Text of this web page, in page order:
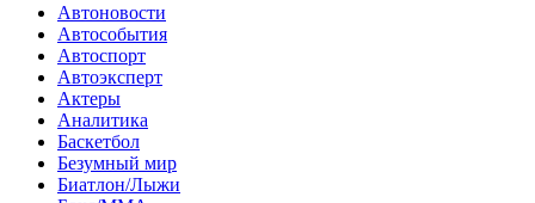
Автоновости
Автособытия
Автоспорт
Автоэксперт
Актеры
Аналитика
Баскетбол
Безумный мир
Биатлон/Лыжи